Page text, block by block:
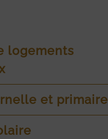
logements
et primaire